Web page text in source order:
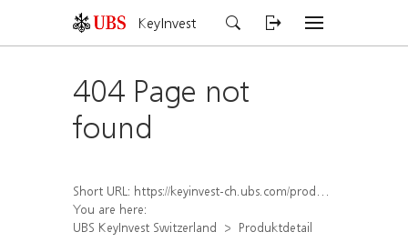
KeyInvest
404 Page not
found
Short URL: https://keyinvest-ch.ubs.com/produkt/detail/index/isin/CH1582451071
You are here:
UBS KeyInvest Switzerland
Produktdetail